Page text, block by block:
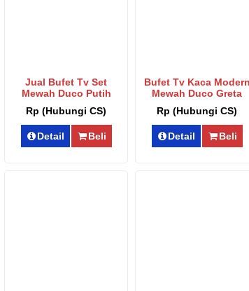
Jual Bufet Tv Set
Mewah Duco Putih
043
Rp (Hubungi CS)
Detail Beli
Bufet Tv Kaca Modern
Mewah Duco Greta
Rp (Hubungi CS)
Detail Beli